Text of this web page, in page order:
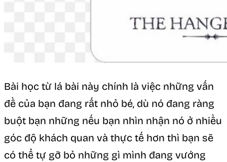
Bài học từ lá bài này chính là việc những vấn
đề của bạn đang rất nhỏ bé, dù nó đang ràng
buột bạn những nếu bạn nhìn nhận nó ở nhiều
góc độ khách quan và thực tế hơn thì bạn sẽ
có thể tự gỡ bỏ những gì mình đang vướng